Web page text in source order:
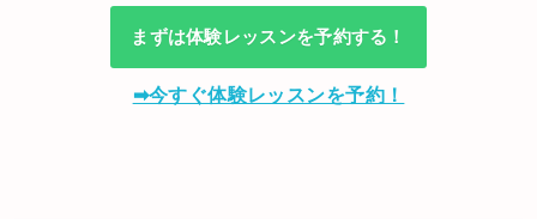
まずは体験レッスンを予約する！
➡今すぐ体験レッスンを予約！